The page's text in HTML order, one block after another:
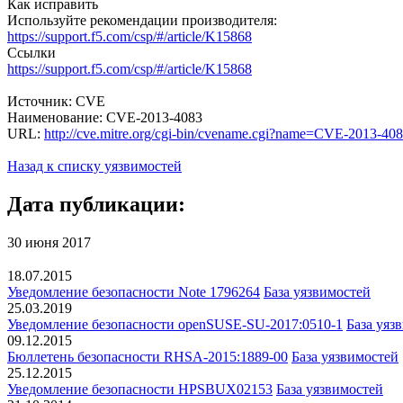
Как исправить
Используйте рекомендации производителя:
https://support.f5.com/csp/#/article/K15868
Ссылки
https://support.f5.com/csp/#/article/K15868
Источник: CVE
Наименование: CVE-2013-4083
URL: http://cve.mitre.org/cgi-bin/cvename.cgi?name=CVE-2013-
Назад к списку уязвимостей
Дата публикации:
30 июня 2017
18.07.2015
Уведомление безопасности Note 1796264 База уязвимостей
25.03.2019
Уведомление безопасности openSUSE-SU-2017:0510-1 База
09.12.2015
Бюллетень безопасности RHSA-2015:1889-00 База уязвимостей
25.12.2015
Уведомление безопасности HPSBUX02153 База уязвимостей